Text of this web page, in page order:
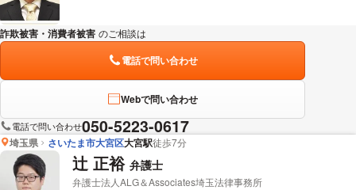
詐欺被害・消費者被害 のご相談は
電話で問い合わせ
Webで問い合わせ
電話で問い合わせ050-5223-0617
埼玉県 さいたま市大宮区大宮駅徒歩7分
辻 正裕 弁護士
弁護士法人ALG＆Associates埼玉法律事務所